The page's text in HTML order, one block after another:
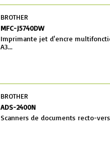
BROTHER
MFC-J5740DW
Imprimante jet d'encre
A3...
BROTHER
ADS-2400N
Scanners de documents recto-